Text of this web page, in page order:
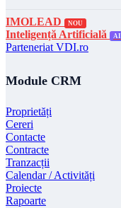
IMOLEAD NOU
Inteligență Artificială AI
Parteneriat VDI.ro
Module CRM
Proprietăți
Cereri
Contacte
Contracte
Tranzacții
Calendar / Activități
Proiecte
Rapoarte